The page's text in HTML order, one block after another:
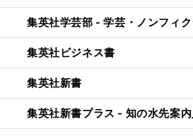
集英社学芸部 - 学芸・ノンフィ
集英社ビジネス書
集英社新書
集英社新書プラス - 知の水先案内